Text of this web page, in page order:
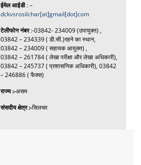
ईमेल आईडी: –
dckvsrosilchar[at]gmail[dot]com
टेलीफोन नंबर:-03842- 234009 (उपायुक्त) ,
03842 – 234339 ( डी.सी.)रहने का स्थान,
03842 – 234009 ( सहायक आयुक्त) ,
03842 – 261784 ( लेखा परीक्षा और लेखा अधिकारी),
03842 – 245737 ( प्रशासनिक अधिकारी), 03842
– 246886 ( फैक्स)
राज्य :-असम
संसदीय क्षेत्र :-सिलचर